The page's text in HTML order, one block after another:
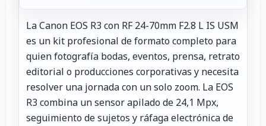
La Canon EOS R3 con RF 24-70mm F2.8 L IS USM
es un kit profesional de formato completo para
quien fotografía bodas, eventos, prensa, retrato
editorial o producciones corporativas y necesita
resolver una jornada con un solo zoom. La EOS
R3 combina un sensor apilado de 24,1 Mpx,
seguimiento de sujetos y ráfaga electrónica de